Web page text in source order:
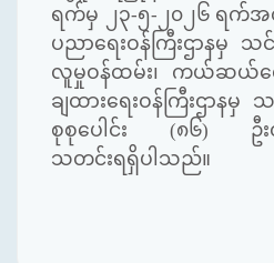
ရက်မှ ၂၃-၅-၂၀၂၆ ရက်
ပညာရေးဝန်ကြီးဌာနမှ သ
လူမှုဝန်ထမ်း၊ ကယ်ဆယ်ရေ
ချထားရေးဝန်ကြီးဌာနမှ
စုစုပေါင်း (၈၆) ဦးတ
သတင်းရရှိပါသည်။